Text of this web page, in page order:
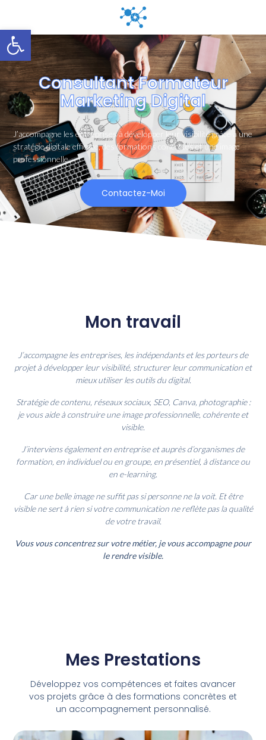
Ouvrir la barre d’outils
Consultant Formateur
Marketing Digital
J’accompagne les entreprises à développer leur visibilité grâce à une
stratégie digitale efficace, des formations concrètes et une image
professionnelle.
Contactez-Moi
Mon travail
J’accompagne les entreprises, les indépendants et les porteurs de
projet à développer leur visibilité, structurer leur communication et
mieux utiliser les outils du digital.
Stratégie de contenu, réseaux sociaux, SEO, Canva, photographie :
je vous aide à construire une image professionnelle, cohérente et
visible.
J’interviens également en entreprise et auprès d’organismes de
formation, en individuel ou en groupe, en présentiel, à distance ou
en e-learning.
Car une belle image ne suffit pas si personne ne la voit. Et être
visible ne sert à rien si votre communication ne reflète pas la qualité
de votre travail.
Vous vous concentrez sur votre métier, je vous accompagne pour
le rendre visible.
Mes Prestations
Développez vos compétences et faites avancer
vos projets grâce à des formations concrètes et
un accompagnement personnalisé.